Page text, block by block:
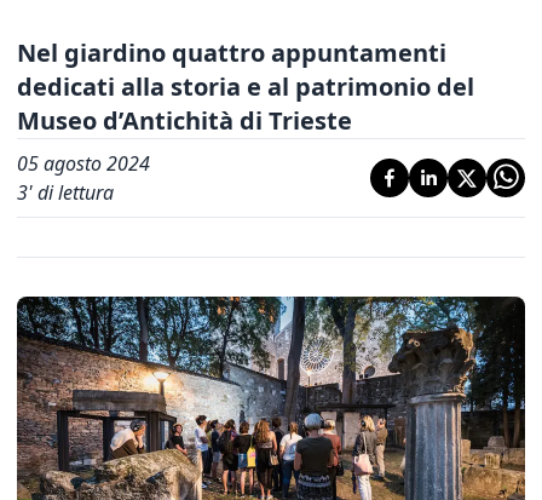
Nel giardino quattro appuntamenti
dedicati alla storia e al patrimonio del
Museo d’Antichità di Trieste
05 agosto 2024
3' di lettura